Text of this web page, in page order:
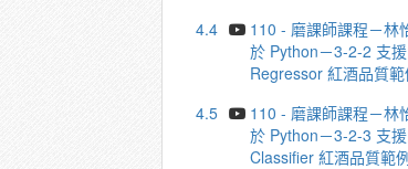
4.4
110 - 磨課師課程－林
於 Python－3-2-2 ⽀
Regressor 紅酒品質範
4.5
110 - 磨課師課程－林
於 Python－3-2-3 ⽀
Classifier 紅酒品質範